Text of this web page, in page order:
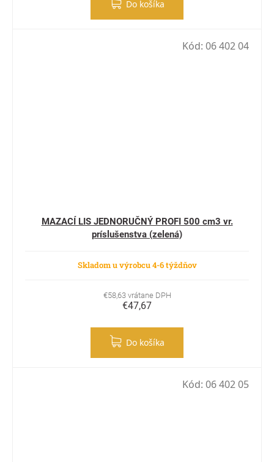
Do košíka
MAZACÍ LIS JEDNORUČNÝ PROFI 500 cm3 vr.
príslušenstva (zelená)
Skladom u výrobcu 4-6 týždňov
€58,63 vrátane DPH
€47,67
Do košíka
Kód: 06 402 04
Kód: 06 402 05